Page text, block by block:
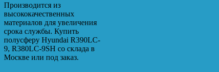
Производится из
высококачественных
материалов для увеличения
срока службы. Купить
полусферу Hyundai R390LC-
9, R380LC-9SH со склада в
Москве или под заказ.